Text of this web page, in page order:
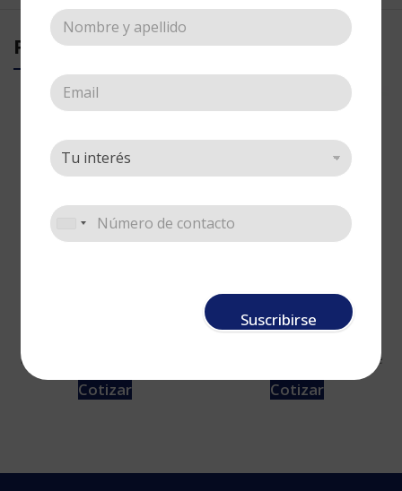
Suscribirse
PRODUCTOS RELACIONADOS
Esténciles
Cotizar
Stencil Mediano
Flor con Bolitas
Grande
Cotizar